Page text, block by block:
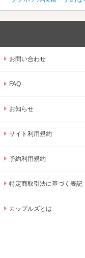
お問い合わせ
FAQ
お知らせ
サイト利用規約
予約利用規約
特定商取引法に基づく表記
カップルズとは